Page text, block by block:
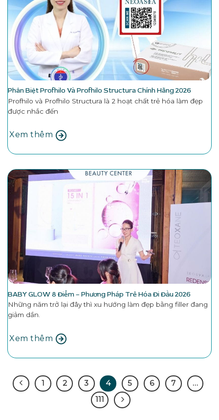
Phân Biệt Profhilo Và Profhilo Structura Chính Hãng 2026
Profhilo và Profhilo Structura là 2 hoạt chất trẻ hóa làm đẹp
được nhắc đến
Xem thêm
BABY GLOW 8 Điểm – Phương Pháp Trẻ Hóa Đi Đầu 2026
Những năm trở lại đây thì xu hướng làm đẹp bằng filler đang
giảm dần.
Xem thêm
1 2 3 4 5 6 7
…
111